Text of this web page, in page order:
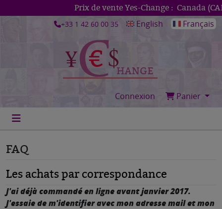
Prix de vente Yes-Change : Canada (CAD)
+33 1 42 60 00 35
English Français
Connexion Panier
FAQ
Les achats par correspondance
J'ai déjà commandé en ligne avant janvier 2017.
J'essaie de m'identifier avec mon adresse mail et mon